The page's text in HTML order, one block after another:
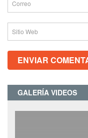
GALERÍA VIDEOS